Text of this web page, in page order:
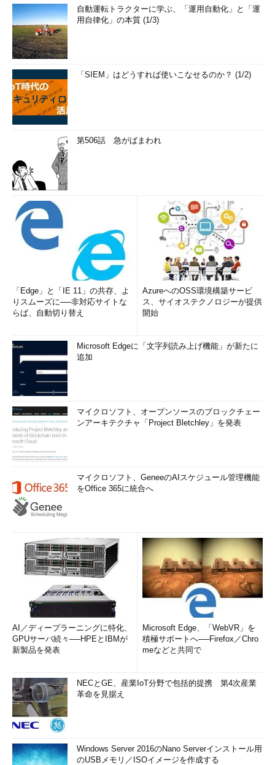
自動運転トラクターに学ぶ、「運用自動化」と「運
用自律化」の本質 (1/3)
「SIEM」はどうすれば使いこなせるのか？ (1/2)
第506話 急がばまわれ
「Edge」と「IE 11」の共存、よ
りスムーズに──非対応サイトな
らば、自動切り替え
AzureへのOSS環境構築サービ
ス、サイオステクノロジーが提供
開始
Microsoft Edgeに「文字列読み上げ機能」が新たに
追加
マイクロソフト、オープンソースのブロックチェー
ンアーキテクチャ「Project Bletchley」を発表
マイクロソフト、GeneeのAIスケジュール管理機能
をOffice 365に統合へ
AI／ディープラーニングに特化、
GPUサーバ続々──HPEとIBMが
新製品を発表
Microsoft Edge、「WebVR」を
積極サポートへ──Firefox／Chro
meなどと共同で
NECとGE、産業IoT分野で包括的提携 第4次産業
革命を見据え
Windows Server 2016のNano Serverインストール用
のUSBメモリ／ISOイメージを作成する